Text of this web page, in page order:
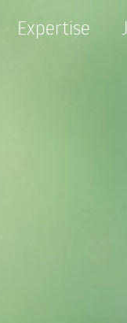
Expertise